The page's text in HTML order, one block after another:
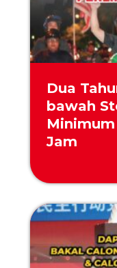
Dua
bawah
Jam